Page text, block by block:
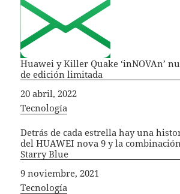
Huawei y Killer Quake ‘inNOVAn’
de edición limitada
Fecha
20 abril, 2022
In relation to
Tecnología
Detrás de cada estrella hay una
del HUAWEI nova 9 y la
Starry Blue
Fecha
9 noviembre, 2021
In relation to
Tecnología